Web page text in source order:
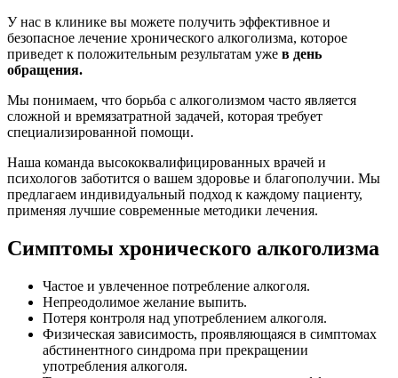
У нас в клинике вы можете получить эффективное и
безопасное лечение хронического алкоголизма, которое
приведет к положительным результатам уже в день
обращения.
Мы понимаем, что борьба с алкоголизмом часто является
сложной и времязатратной задачей, которая требует
специализированной помощи.
Наша команда высококвалифицированных врачей и
психологов заботится о вашем здоровье и благополучии. Мы
предлагаем индивидуальный подход к каждому пациенту,
применяя лучшие современные методики лечения.
Симптомы хронического алкоголизма
Частое и увлеченное потребление алкоголя.
Непреодолимое желание выпить.
Потеря контроля над употреблением алкоголя.
Физическая зависимость, проявляющаяся в симптомах
абстинентного синдрома при прекращении
употребления алкоголя.